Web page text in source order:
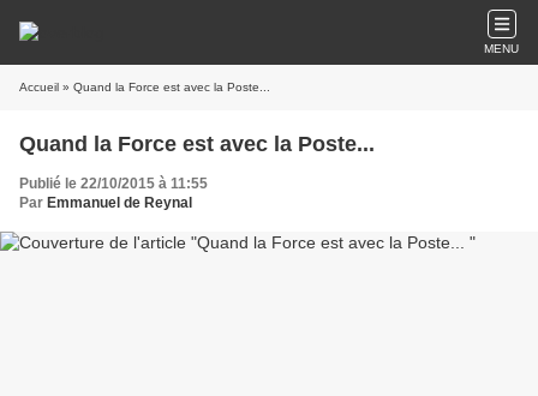
MENU
Accueil » Quand la Force est avec la Poste...
Quand la Force est avec la Poste...
Publié le 22/10/2015 à 11:55
Par Emmanuel de Reynal